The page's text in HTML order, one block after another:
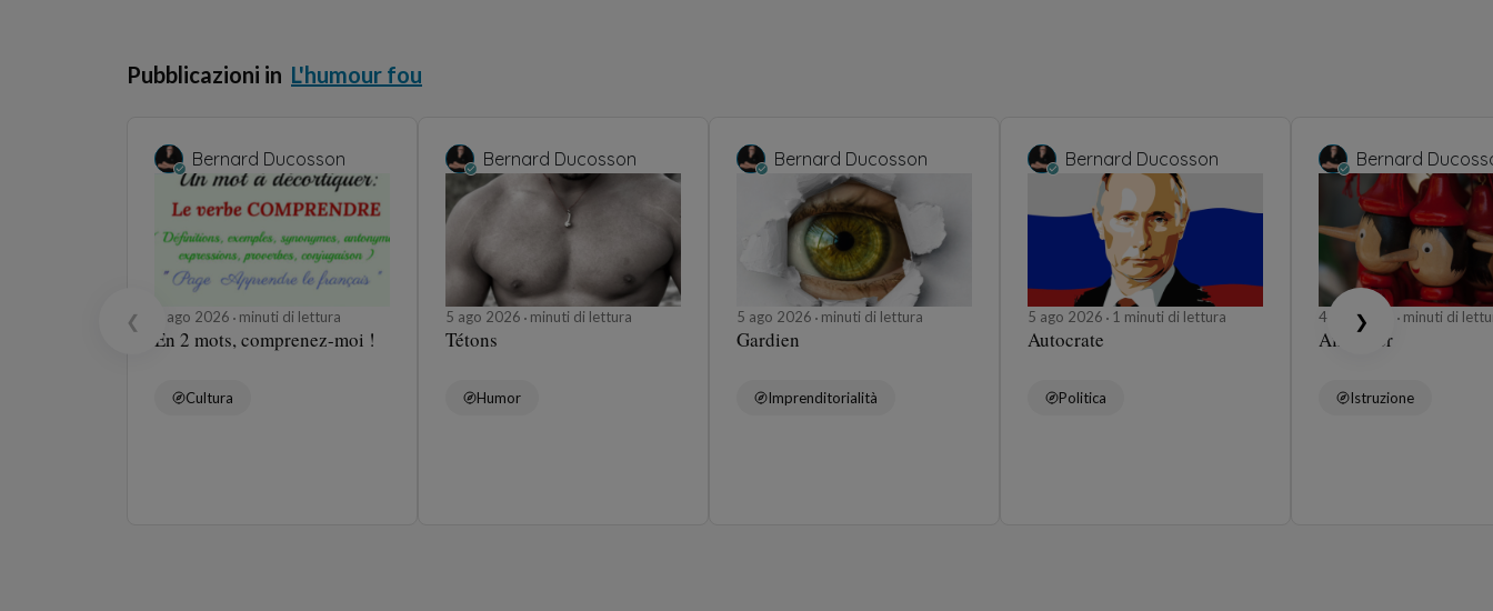
Pubblicazioni in L'humour fou
❮
Bernard Ducosson
5 ago 2026 minuti di lettura
En 2 mots, comprenez-moi !
Cultura
Bernard Ducosson
5 ago 2026 minuti di lettura
Tétons
Humor
Bernard Ducosson
5 ago 2026 minuti di lettura
Gardien
Imprenditorialità
Bernard Ducosson
5 ago 2026 1 minuti di lettura
Autocrate
Politica
Bernard
4 ago 2026 minuti di
Affabuler
Istruzione
❯